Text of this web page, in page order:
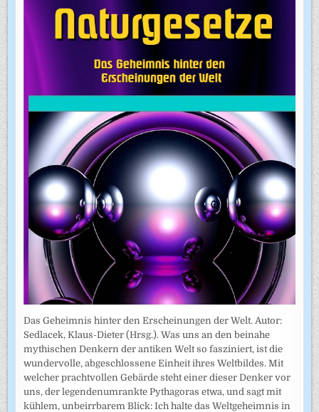
Das Geheimnis hinter den Erscheinungen der Welt. Autor:
Sedlacek, Klaus-Dieter (Hrsg.). Was uns an den beinahe
mythischen Denkern der antiken Welt so fasziniert, ist die
wundervolle, abgeschlossene Einheit ihres Weltbildes. Mit
welcher prachtvollen Gebärde steht einer dieser Denker vor
uns, der legendenumrankte Pythagoras etwa, und sagt mit
kühlem, unbeirrbarem Blick: Ich halte das Weltgeheimnis in